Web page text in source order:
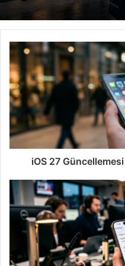
iOS 27